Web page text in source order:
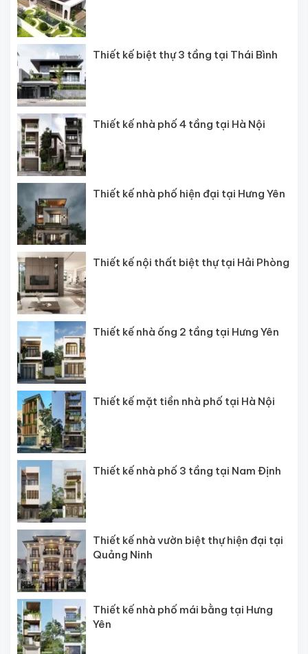
Thiết kế biệt thự 3 tầng tại Thái Bình
Thiết kế nhà phố 4 tầng tại Hà Nội
Thiết kế nhà phố hiện đại tại Hưng Yên
Thiết kế nội thất biệt thự tại Hải Phòng
Thiết kế nhà ống 2 tầng tại Hưng Yên
Thiết kế mặt tiền nhà phố tại Hà Nội
Thiết kế nhà phố 3 tầng tại Nam Định
Thiết kế nhà vườn biệt thự hiện đại tại
Quảng Ninh
Thiết kế nhà phố mái bằng tại Hưng
Yên